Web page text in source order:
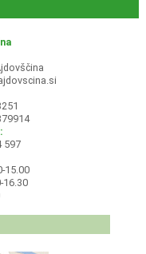
597
15.00
16.30